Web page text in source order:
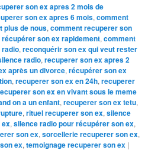
son ex apres 2 mois de
son ex apres 6 mois,comment
plus de nous,comment recuperer son
son ex rapidement,comment
,reconquérir son ex qui veut rester
radio,recuperer son ex apres 2
après un divorce,récupérer son ex
,recuperer son ex en 24h,recuperer
son ex en vivant sous le meme
on a un enfant,recuperer son ex tetu,
,rituel recuperer son ex,silence
ex,silence radio pour récupérer son ex,
son ex,sorcellerie recuperer son ex,
ex,temoignage recuperer son ex |